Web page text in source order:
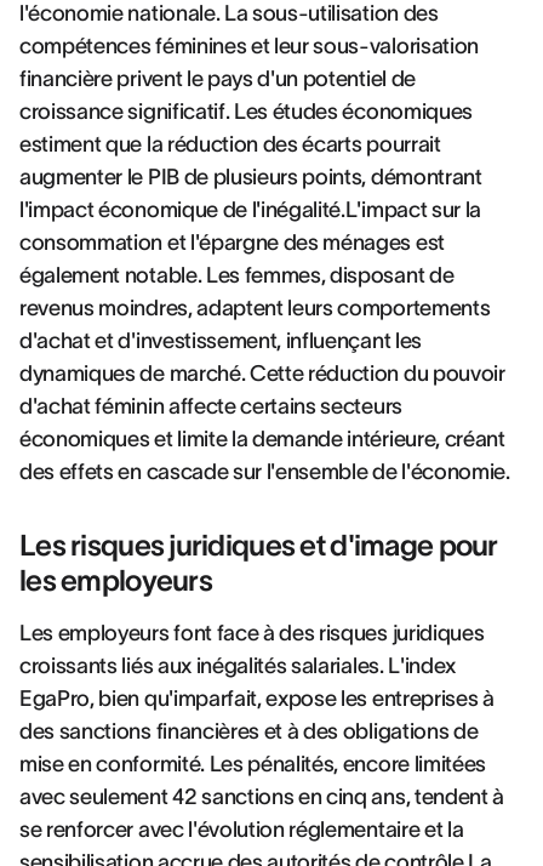
l'économie nationale. La sous-utilisation des
compétences féminines et leur sous-valorisation
financière privent le pays d'un potentiel de
croissance significatif. Les études économiques
estiment que la réduction des écarts pourrait
augmenter le PIB de plusieurs points, démontrant
l'impact économique de l'inégalité.L'impact sur la
consommation et l'épargne des ménages est
également notable. Les femmes, disposant de
revenus moindres, adaptent leurs comportements
d'achat et d'investissement, influençant les
dynamiques de marché. Cette réduction du pouvoir
d'achat féminin affecte certains secteurs
économiques et limite la demande intérieure, créant
des effets en cascade sur l'ensemble de l'économie.
Les risques juridiques et d'image pour
les employeurs
Les employeurs font face à des risques juridiques
croissants liés aux inégalités salariales. L'index
EgaPro, bien qu'imparfait, expose les entreprises à
des sanctions financières et à des obligations de
mise en conformité. Les pénalités, encore limitées
avec seulement 42 sanctions en cinq ans, tendent à
se renforcer avec l'évolution réglementaire et la